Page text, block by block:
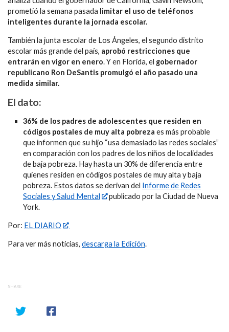
prometió la semana pasada limitar el uso de teléfonos
inteligentes durante la jornada escolar.
También la junta escolar de Los Ángeles, el segundo distrito
escolar más grande del país, aprobó restricciones que
entrarán en vigor en enero. Y en Florida, el gobernador
republicano Ron DeSantis promulgó el año pasado una
medida similar.
El dato:
36% de los padres de adolescentes que residen en
códigos postales de muy alta pobreza es más probable
que informen que su hijo “usa demasiado las redes sociales”
en comparación con los padres de los niños de localidades
de baja pobreza. Hay hasta un 30% de diferencia entre
quienes residen en códigos postales de muy alta y baja
pobreza. Estos datos se derivan del Informe de Redes
Sociales y Salud Mental
publicado por la Ciudad de Nueva
York.
Por: EL DIARIO
Para ver más noticias, descarga la Edición.
SHARE